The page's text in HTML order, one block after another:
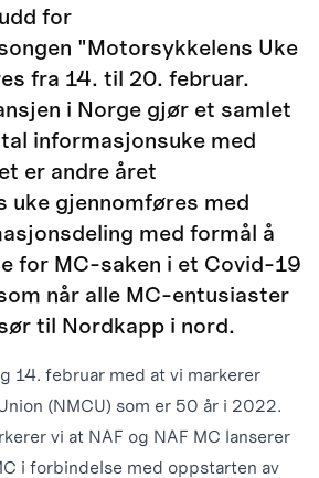
for
"Motorsykkelens Uke
fra 14. til 20. februar.
i Norge gjør et samlet
informasjonsuke med
er andre året
uke gjennomføres med
med formål å
for MC-saken i et Covid-19
når alle MC-entusiaster
til Nordkapp i nord.
14. februar med at vi markerer
(NMCU) som er 50 år i 2022.
vi at NAF og NAF MC lanserer
i forbindelse med oppstarten av